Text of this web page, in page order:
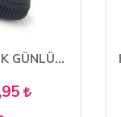
KAPTAN JUNİOR KIŞLIK GÜNLÜK KIZ ÇOCUK BEBEK CIRTLI BOT BARZNK 650